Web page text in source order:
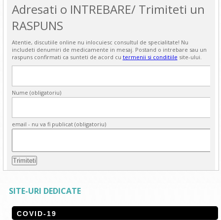
Adresati o INTREBARE/ Trimiteti un
RASPUNS
Atentie, discutiile online nu inlocuiesc consultul de specialitate! Nu
includeti denumiri de medicamente in mesaj. Postand o intrebare sau un
raspuns confirmati ca sunteti de acord cu termenii si conditiile site-ului.
Nume (obligatoriu)
email - nu va fi publicat (obligatoriu)
SITE-URI DEDICATE
COVID-19